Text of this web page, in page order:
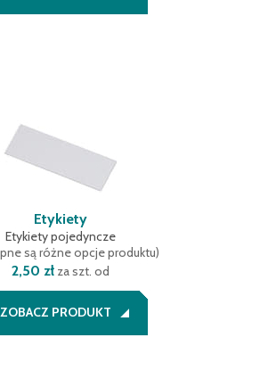
Etykiety
Etykiety pojedyncze
są różne opcje produktu)
2,50 zł za szt. od
ZOBACZ PRODUKT